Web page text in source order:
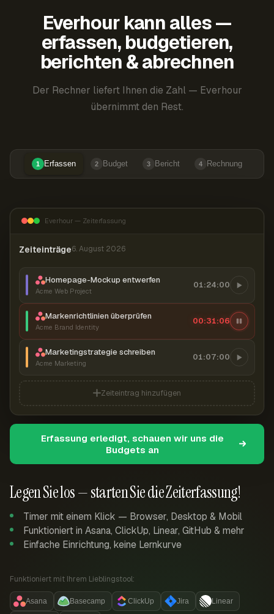
Everhour kann alles —
erfassen, budgetieren,
berichten & abrechnen
Der Rechner liefert Ihnen die Zahl — Everhour
übernimmt den Rest.
1 Erfassen 2 Budget 3 Bericht 4 Rechnung
Legen Sie los — starten Sie die Zeiterfassung!
Timer mit einem Klick — Browser, Desktop & Mobil
Funktioniert in Asana, ClickUp, Linear, GitHub & mehr
Einfache Einrichtung, keine Lernkurve
Funktioniert mit Ihrem Lieblingstool:
Asana Basecamp ClickUp Jira Linear
Everhour — Zeiterfassung
Zeiteinträge6. August 2026
Homepage-Mockup entwerfen
Acme Web Project
01:24:00
Markenrichtlinien überprüfen
Acme Brand Identity
00:31:07
Marketingstrategie schreiben
Acme Marketing
01:07:00
Zeiteintrag hinzufügen
Erfassung erledigt, schauen wir uns die
Budgets an